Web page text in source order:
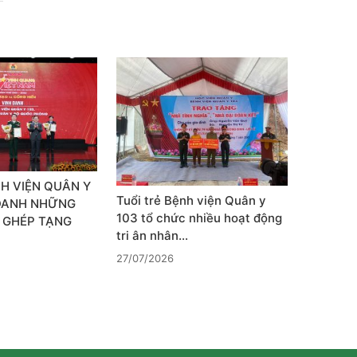
VIỆN QUÂN Y
NHỮNG
TẠNG
Tuổi trẻ Bệnh viện Quân y
103 tổ chức nhiều hoạt động
tri ân nhân…
27/07/2026